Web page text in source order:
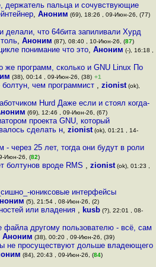
держатель пальца и сочувствующие
,Аноним (69), 18:26 , 09-Июн-26, (77)
делали, что 64бита запиливали Хурд
,Аноним (87), 08:40 , 10-Июн-26, (87)
понимание что это, Аноним (-), 16:18 ,
же программ, сколько и GNU Linux По
(38), 00:14 , 09-Июн-26, (38) +1
чем программист , zionist(ok),
Hurd Даже если и стоял когда-
(69), 12:46 , 09-Июн-26, (67)
проекта GNU, который
сделать н,zionist (ok), 01:21 , 14-
- через 25 лет, тогда они будут в роли
Июн-26, (82)
болтунов вроде RMS , zionist(ok), 01:23 ,
юниксовые интерфейсы
(5), 21:54 , 08-Июн-26, (2)
или владения , kusb(?), 22:01 , 08-
файла другому пользователю - всё, сам
Аноним (38), 00:20 , 09-Июн-26, (39)
не просуществуют дольше владеющего
(84), 20:43 , 09-Июн-26, (84)